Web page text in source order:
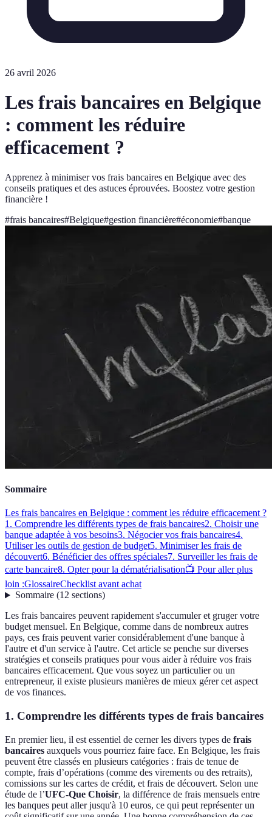
26 avril 2026
Les frais bancaires en Belgique
: comment les réduire
efficacement ?
Apprenez à minimiser vos frais bancaires en Belgique avec des
conseils pratiques et des astuces éprouvées. Boostez votre gestion
financière !
#frais bancaires#Belgique#gestion financière#économie#banque
Sommaire
Les frais bancaires en Belgique : comment les réduire efficacement ?
1. Comprendre les différents types de frais bancaires2. Choisir une
banque adaptée à vos besoins3. Négocier vos frais bancaires4.
Utiliser les outils de gestion de budget5. Minimiser les frais de
découvert6. Bénéficier des offres spéciales7. Surveiller les frais de
carte bancaire8. Opter pour la dématérialisation📺 Pour aller plus
loin :GlossaireChecklist avant achat
Sommaire(12 sections)
Les frais bancaires peuvent rapidement s'accumuler et gruger votre
budget mensuel. En Belgique, comme dans de nombreux autres
pays, ces frais peuvent varier considérablement d'une banque à
l'autre et d'un service à l'autre. Cet article se penche sur diverses
stratégies et conseils pratiques pour vous aider à réduire vos frais
bancaires efficacement. Que vous soyez un particulier ou un
entrepreneur, il existe plusieurs manières de mieux gérer cet aspect
de vos finances.
1. Comprendre les différents types de frais bancaires
En premier lieu, il est essentiel de cerner les divers types de frais
bancaires auxquels vous pourriez faire face. En Belgique, les frais
peuvent être classés en plusieurs catégories : frais de tenue de
compte, frais d’opérations (comme des virements ou des retraits),
comissions sur les cartes de crédit, et frais de découvert. Selon une
étude de l’UFC-Que Choisir, la différence de frais mensuels entre
les banques peut aller jusqu'à 10 euros, ce qui peut représenter un